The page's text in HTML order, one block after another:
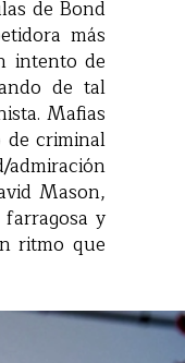
de Bond
más
intento de
de tal
Mafias
de criminal
Mason,
y
ritmo que